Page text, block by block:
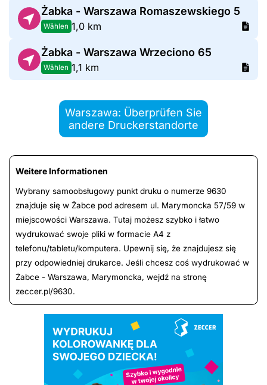
Żabka - Warszawa Romaszewskiego 5
Wählen 1,0 km
Żabka - Warszawa Wrzeciono 65
Wählen 1,1 km
Warszawa: Überprüfen Sie
andere Druckerstandorte
Weitere Informationen
Wybrany samoobsługowy punkt druku o numerze 9630
znajduje się w Żabce pod adresem ul. Marymoncka 57/59 w
miejscowości Warszawa. Tutaj możesz szybko i łatwo
wydrukować swoje pliki w formacie A4 z
telefonu/tabletu/komputera. Upewnij się, że znajdujesz się
przy odpowiedniej drukarce. Jeśli chcesz coś wydrukować w
Żabce - Warszawa, Marymoncka, wejdź na stronę
zeccer.pl/9630.